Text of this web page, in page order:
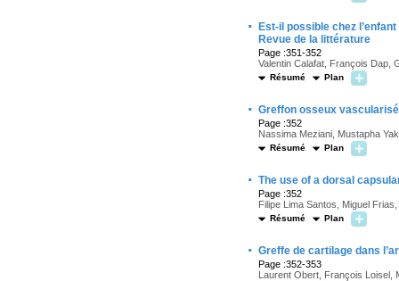
·
Est-il possible chez
Revue de la littérature
Page :351-352
Valentin Calafat, François Dap,
Résumé Plan
· Greffon osseux
Page :352
Nassima Meziani, Mustapha
Résumé Plan
· The use of a dorsal
Page :352
Filipe Lima Santos, Miguel
Résumé Plan
· Greffe de cartilage dans
Page :352-353
Laurent Obert, François Loisel,